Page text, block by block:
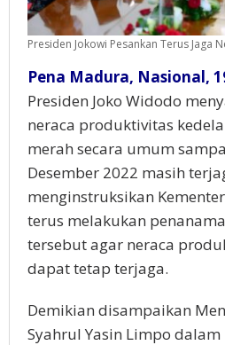
Presiden Jokowi Pesankan Terus Jaga
Pena Madura, Nasional,
Presiden Joko Widodo
neraca produktivitas
merah secara umum
Desember 2022 masih
menginstruksikan
terus melakukan
tersebut agar neraca
dapat tetap terjaga.
Demikian disampaikan
Syahrul Yasin Limpo